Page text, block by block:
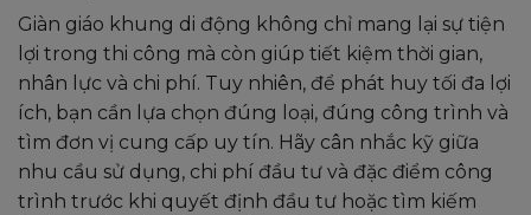
Giàn giáo khung di động không chỉ mang lại sự tiện
lợi trong thi công mà còn giúp tiết kiệm thời gian,
nhân lực và chi phí. Tuy nhiên, để phát huy tối đa lợi
ích, bạn cần lựa chọn đúng loại, đúng công trình và
tìm đơn vị cung cấp uy tín. Hãy cân nhắc kỹ giữa
nhu cầu sử dụng, chi phí đầu tư và đặc điểm công
trình trước khi quyết định đầu tư hoặc tìm kiếm